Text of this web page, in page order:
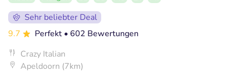
Sehr beliebter Deal
9.7
Perfekt • 602 Bewertungen
Crazy Italian
Apeldoorn (7km)